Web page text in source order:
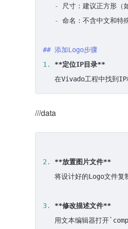
   -
   -
命名：不含中文和特
## 添加Logo步骤
1.
**定位IP目录**
///data
2.
**放置图片文件**
将设计好的Logo文件
3.
**修改描述文件**
   用文本编辑器打开